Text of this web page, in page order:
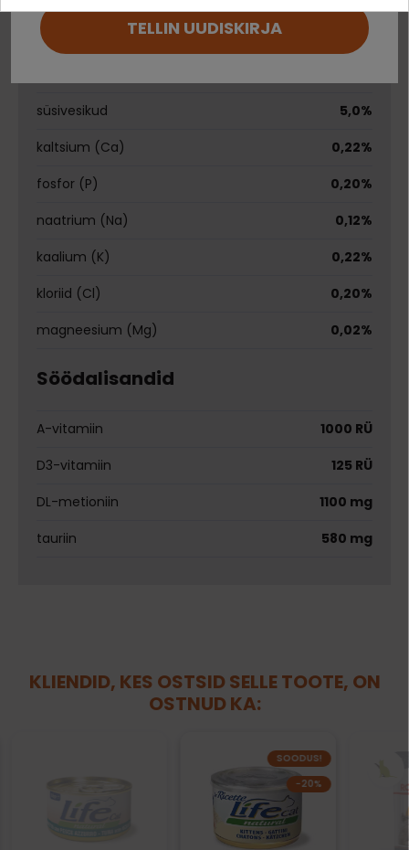
toorkiud
0,2%
süsivesikud
5,0%
kaltsium (Ca)
0,22%
fosfor (P)
0,20%
naatrium (Na)
0,12%
kaalium (K)
0,22%
kloriid (Cl)
0,20%
magneesium (Mg)
0,02%
Söödalisandid
A-vitamiin
1000 RÜ
D3-vitamiin
125 RÜ
DL-metioniin
1100 mg
tauriin
580 mg
KLIENDID, KES OSTSID SELLE TOOTE, ON
OSTNUD KA:
SOODUS!
−20%
TELLIN UUDISKIRJA